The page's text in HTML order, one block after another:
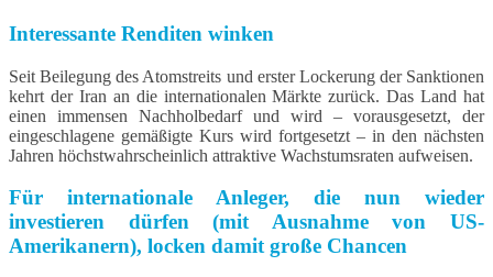
Interessante Renditen winken
Seit Beilegung des Atomstreits und erster Lockerung der Sanktionen
kehrt der Iran an die internationalen Märkte zurück. Das Land hat
einen immensen Nachholbedarf und wird – vorausgesetzt, der
eingeschlagene gemäßigte Kurs wird fortgesetzt – in den nächsten
Jahren höchstwahrscheinlich attraktive Wachstumsraten aufweisen.
Für internationale Anleger, die nun wieder
investieren dürfen (mit Ausnahme von US-
Amerikanern), locken damit große Chancen